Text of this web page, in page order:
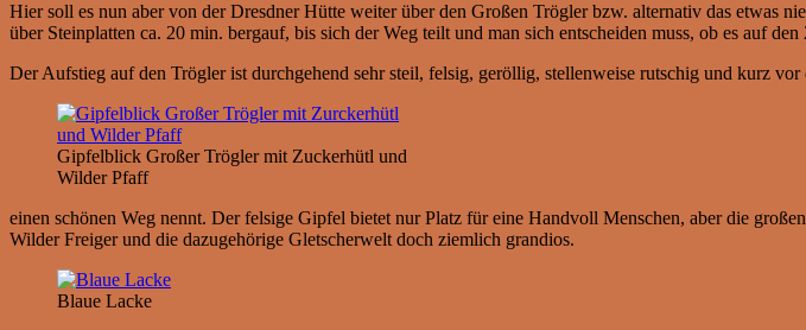
Hier soll es nun aber von der Dresdner Hütte weiter über den Großen Trögler bzw. alternativ das etwas
über Steinplatten ca. 20 min. bergauf, bis sich der Weg teilt und man sich entscheiden muss, ob es auf
Der Aufstieg auf den Trögler ist durchgehend sehr steil, felsig, geröllig, stellenweise rutschig und kurz
Gipfelblick Großer Trögler mit Zuckerhütl und
Wilder Pfaff
einen schönen Weg nennt. Der felsige Gipfel bietet nur Platz für eine Handvoll Menschen, aber die
Wilder Freiger und die dazugehörige Gletscherwelt doch ziemlich grandios.
Blaue Lacke